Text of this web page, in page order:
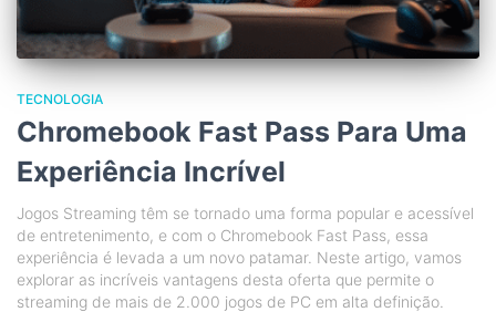
TECNOLOGIA
Chromebook Fast Pass Para Uma
Experiência Incrível
Jogos Streaming têm se tornado uma forma popular e acessível
de entretenimento, e com o Chromebook Fast Pass, essa
experiência é levada a um novo patamar. Neste artigo, vamos
explorar as incríveis vantagens desta oferta que permite o
streaming de mais de 2.000 jogos de PC em alta definição.